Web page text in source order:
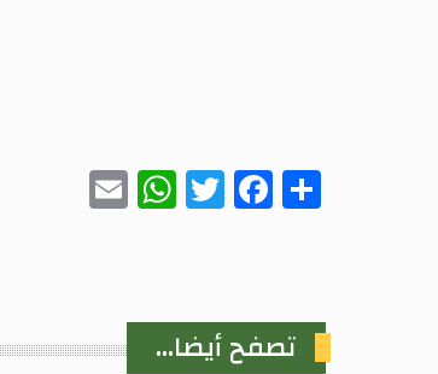
Share
Facebook
Twitter
WhatsApp
تصفح أيضا...